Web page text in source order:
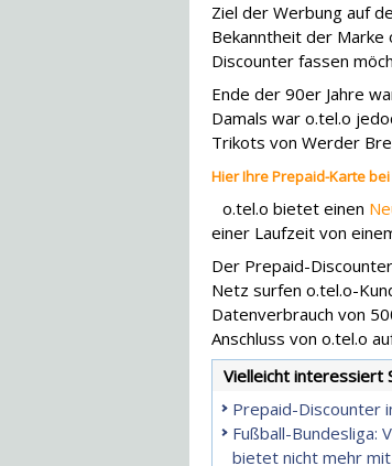
Ziel der Werbung auf
Bekanntheit der Marke
Discounter fassen
Ende der 90er Jahre
Damals war o.tel.o
Trikots von Werder
Hier Ihre Prepaid-Karte
o.tel.o bietet einen
einer Laufzeit von
Der Prepaid-
Netz surfen o.tel.o-
Datenverbrauch von
Anschluss von o.tel.o
Vielleicht interessiert
Prepaid-Discounter
Fußball-Bundesliga:
bietet nicht mehr mit